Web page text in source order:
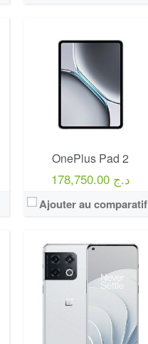
OnePlus Pad 2
178,750.00 د.ج
Ajouter au comparatif